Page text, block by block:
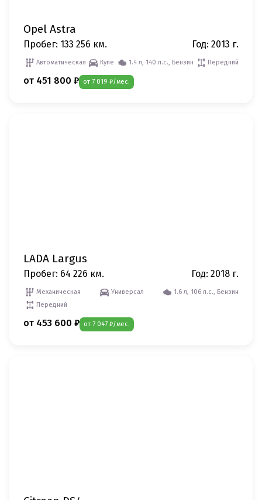
Opel Astra
Пробег: 133 256 км. Год: 2013 г.
Автоматическая Купе 1.4 л, 140 л.с., Бензин Передний
от 451 800 ₽ от 7 019 ₽/мес.
LADA Largus
Пробег: 64 226 км. Год: 2018 г.
Механическая Универсал
1.6 л, 106 л.с., Бензин
Передний
от 453 600 ₽ от 7 047 ₽/мес.